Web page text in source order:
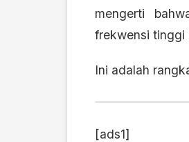
mengerti
frekwensi tinggi
Ini adalah
[ads1]